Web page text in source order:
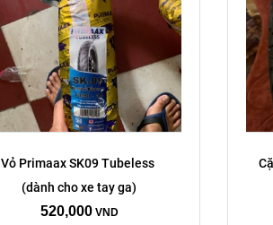
Vỏ Primaax SK09 Tubeless
(dành cho xe tay ga)
520,000 VND
Kích thước:
100/80/16
120/80/16
Xóa